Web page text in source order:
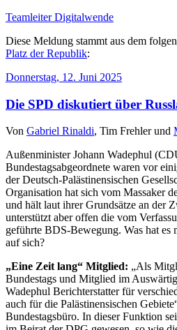
Teamleiter Digitalwende
Diese Meldung stammt aus dem
Platz der Republik:
Donnerstag, 12. Juni 2025
Die SPD diskutiert über
Von Gabriel Rinaldi, Tim Frehlerund
Außenminister Johann Wadephul
Bundestagsabgeordnete waren vor
der Deutsch-Palästinensischen
Organisation hat sich vom Massaker
und hält laut ihrer Grundsätze an der
unterstützt aber offen die vom
geführte BDS-Bewegung. Was hat es
auf sich?
„Eine Zeit lang“ Mitglied: „Als
Bundestags und Mitglied im
Wadephul Berichterstatter für
auch für die Palästinensischen
Bundestagsbüro. In dieser Funktion